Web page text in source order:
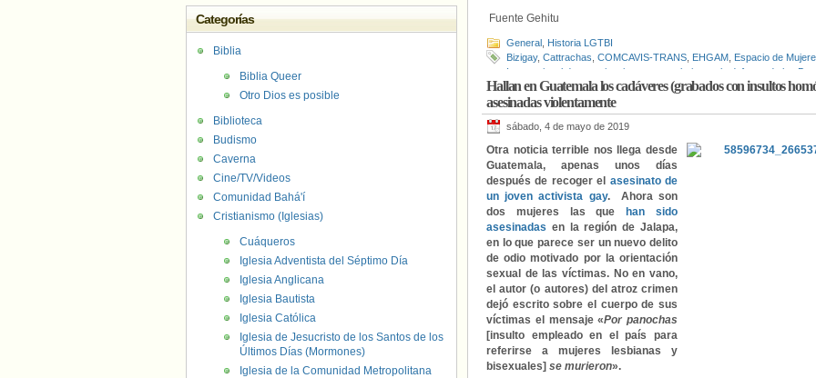
Fuente Gehitu
General Historia LGTBI
Bizigay, Cattrachas COMCAVIS-TRANS EHGAM Espacio de
Internacional de organizaciones que trabajan en la defensa de los
Mugen Gainetik,Naizen,Oasis,Xamurrak Aniztasuna
Hallan en Guatemala los cadáveres (grabados con insultos
asesinadas violentamente
sábado, 4 de mayo de 2019
Otra noticia terrible nos llega desde
Guatemala, apenas unos días
después de recoger el asesinato de
un joven activista gay. Ahora son
dos mujeres las que
han sido
asesinadas en la región de Jalapa,
en lo que parece ser un nuevo delito
de odio motivado por la orientación
sexual de las víctimas. No en vano,
el autor (o autores) del atroz crimen
dejó escrito sobre el cuerpo de sus
víctimas el mensaje «Por panochas
[insulto empleado en el país para
referirse a mujeres lesbianas y
bisexuales] se murieron».
Categorías
Biblia
Biblia Queer
Otro Dios es posible
Biblioteca
Budismo
Caverna
Cine/TV/Videos
Comunidad Bahá'í
Cristianismo (Iglesias)
Cuáqueros
Iglesia Adventista del Séptimo Día
Iglesia Anglicana
Iglesia Bautista
Iglesia Católica
Iglesia de Jesucristo de los Santos de los
Últimos Días (Mormones)
Iglesia de la Comunidad Metropolitana